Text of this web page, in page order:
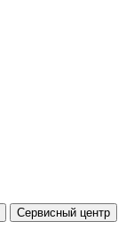
Сервисный центр